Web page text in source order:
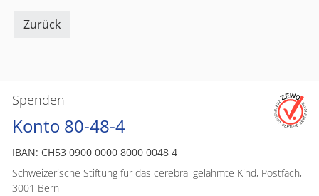
Spenden
Konto 80-48-4
IBAN: CH53 0900 0000 8000 0048 4
Schweizerische Stiftung für das cerebral gelähmte Kind, Postfach,
3001 Bern
Zurück